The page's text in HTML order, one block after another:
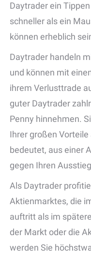
Daytrader ein
schneller als ein
können erheblich
Daytrader handeln
und können mit
ihrem Verlusttrade
guter Daytrader
Penny hinnehmen.
Ihrer großen
bedeutet, aus einer
gegen Ihren
Als Daytrader
Aktienmarktes, die
auftritt als im
der Markt oder die
werden Sie